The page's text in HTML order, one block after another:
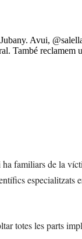
Avui,
També reclamem
familiars de la
totes les parts